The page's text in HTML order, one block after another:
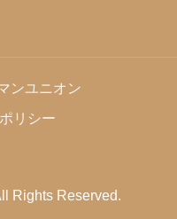
ンユニオン
リシー
Rights Reserved.